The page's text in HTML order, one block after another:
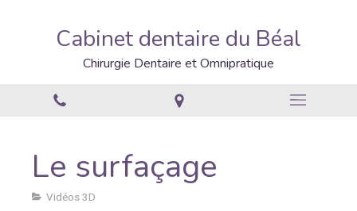
Cabinet dentaire du Béal
Chirurgie Dentaire et Omnipratique
Le surfaçage
Vidéos 3D